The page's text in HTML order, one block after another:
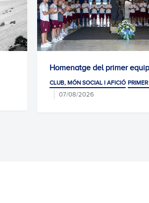
Homenatge del primer equip a Dani Jarque
CLUB, MÓN SOCIAL I AFICIÓ PRIMER EQUIP